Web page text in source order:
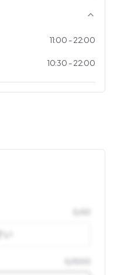
11:00 - 22:00
10:30 - 22:00